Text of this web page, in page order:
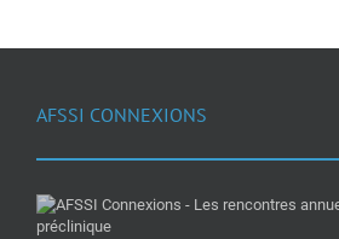
AFSSI CONNEXIONS